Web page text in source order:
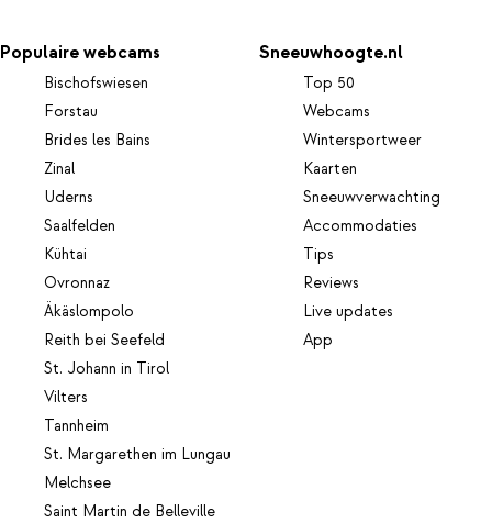
Populaire webcams
Bischofswiesen
Forstau
Brides les Bains
Zinal
Uderns
Saalfelden
Kühtai
Ovronnaz
Äkäslompolo
Reith bei Seefeld
St. Johann in Tirol
Vilters
Tannheim
St. Margarethen im Lungau
Melchsee
Saint Martin de Belleville
Sneeuwhoogte.nl
Top 50
Webcams
Wintersportweer
Kaarten
Sneeuwverwachting
Accommodaties
Tips
Reviews
Live updates
App